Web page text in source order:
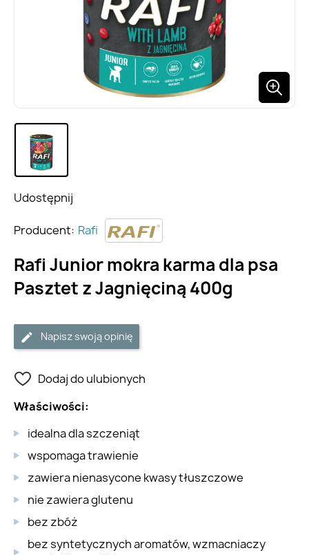
Rafi Junior mokra karma dla psa
Pasztet z Jagnięciną 400g
Producent: Rafi
Napisz swoją opinię
Dodaj do ulubionych
Właściwości:
idealna dla szczeniąt
wspomaga trawienie
zawiera nienasycone kwasy tłuszczowe
nie zawiera glutenu
bez zbóż
bez syntetycznych aromatów, wzmacniaczy
Udostępnij